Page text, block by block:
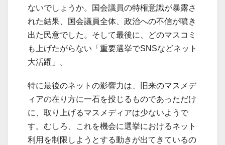
ないでしょうか。国会議員の特権意識が暴露さ
れた結果、国会議員全体、政治への不信が噴き
出た民意でした。そして最後に、どのマスコミ
も上げたがらない「重要選挙でSNSなどネット
大活躍」。
特に最後のネットの影響力は、旧来のマスメデ
ィアの在り方に一石を投じるものであっただけ
に、取り上げるマスメディアは少ないようで
す。むしろ、これを機会に選挙におけるネット
利用を制限しようとする動きが出てきているの